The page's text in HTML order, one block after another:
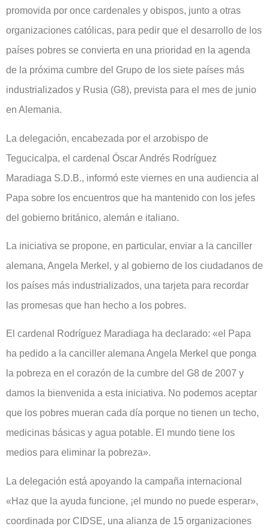
promovida por once cardenales y obispos, junto a otras
organizaciones católicas, para pedir que el desarrollo de los
países pobres se convierta en una prioridad en la agenda
de la próxima cumbre del Grupo de los siete países más
industrializados y Rusia (G8), prevista para el mes de junio
en Alemania.
La delegación, encabezada por el arzobispo de
Tegucicalpa, el cardenal Óscar Andrés Rodríguez
Maradiaga S.D.B., informó este viernes en una audiencia al
Papa sobre los encuentros que ha mantenido con los jefes
del gobierno británico, alemán e italiano.
La iniciativa se propone, en particular, enviar a la canciller
alemana, Angela Merkel, y al gobierno de los ciudadanos de
los países más industrializados, una tarjeta para recordar
las promesas que han hecho a los pobres.
El cardenal Rodríguez Maradiaga ha declarado: «el Papa
ha pedido a la canciller alemana Angela Merkel que ponga
la pobreza en el corazón de la cumbre del G8 de 2007 y
damos la bienvenida a esta iniciativa. No podemos aceptar
que los pobres mueran cada día porque no tienen un techo,
medicinas básicas y agua potable. El mundo tiene los
medios para eliminar la pobreza».
La delegación está apoyando la campaña internacional
«Haz que la ayuda funcione, ¡el mundo no puede esperar»,
coordinada por CIDSE, una alianza de 15 organizaciones